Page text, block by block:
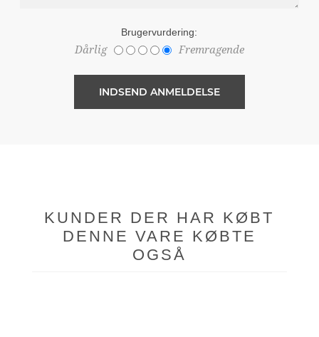
Brugervurdering:
Dårlig Fremragende
KUNDER DER HAR KØBT
DENNE VARE KØBTE
OGSÅ